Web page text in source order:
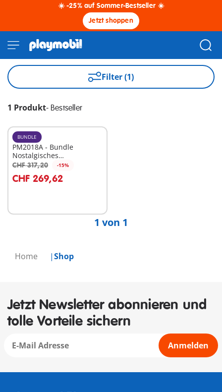
☀️ -25% auf Sommer-Bestseller ☀️
Jetzt shoppen
Home Shop
Filter (1)
1 Produkt- Bestseller
BUNDLE
PM2018A - Bundle
Nostalgisches
Puppenhaus
CHF 317,20 -15%
CHF 269,62
In den Warenkorb
1 von 1
Jetzt Newsletter abonnieren und
tolle Vorteile sichern
Anmelden